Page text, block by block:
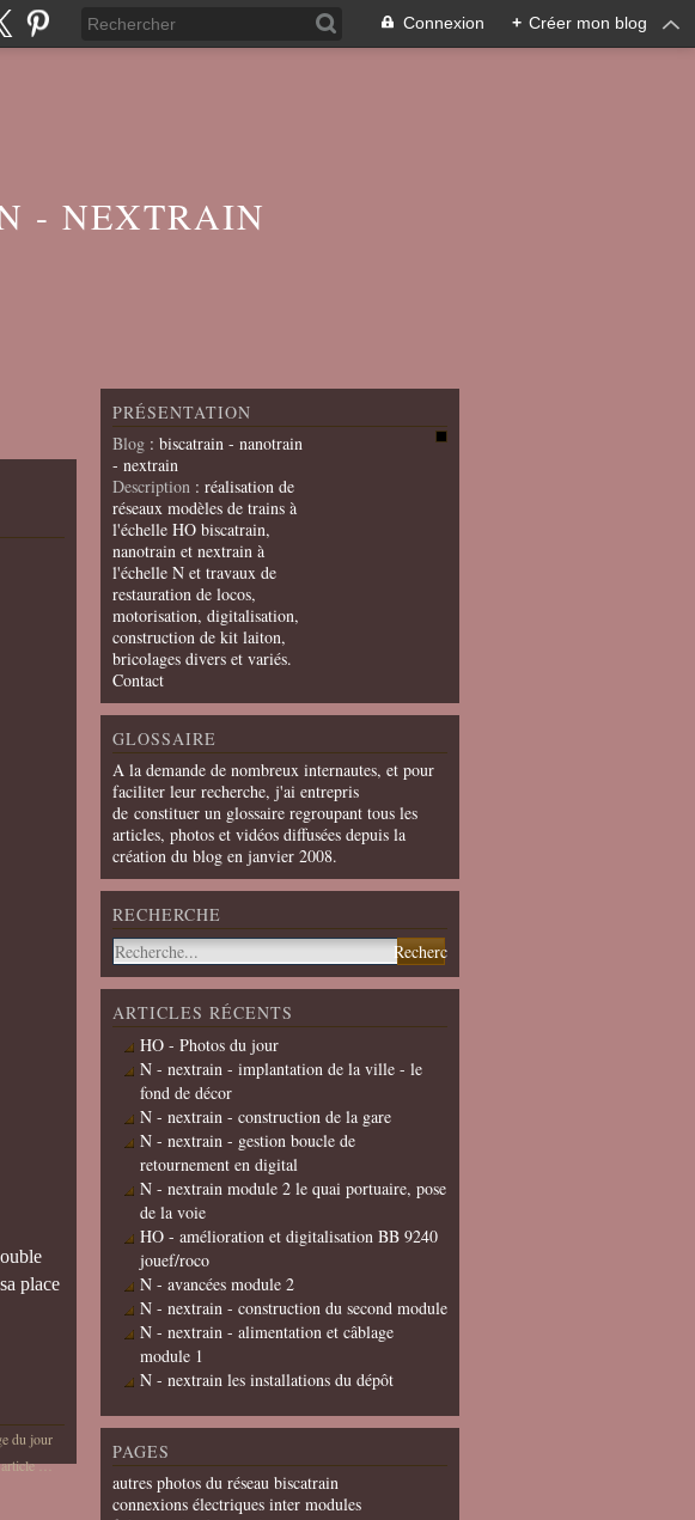
Connexion + Créer mon blog
- NEXTRAIN
place
du jour
article…
PRÉSENTATION
Blog : biscatrain - nanotrain
- nextrain
Description : réalisation de
réseaux modèles de trains à
l'échelle HO biscatrain,
nanotrain et nextrain à
l'échelle N et travaux de
restauration de locos,
motorisation, digitalisation,
construction de kit laiton,
bricolages divers et variés.
Contact
GLOSSAIRE
A la demande de nombreux internautes, et pour
faciliter leur recherche, j'ai entrepris
de constituer un glossaire regroupant tous les
articles, photos et vidéos diffusées depuis la
création du blog en janvier 2008.
RECHERCHE
ARTICLES RÉCENTS
HO - Photos du jour
N - nextrain - implantation de la ville - le
fond de décor
N - nextrain - construction de la gare
N - nextrain - gestion boucle de
retournement en digital
N - nextrain module 2 le quai portuaire, pose
de la voie
HO - amélioration et digitalisation BB 9240
jouef/roco
N - avancées module 2
N - nextrain - construction du second module
N - nextrain - alimentation et câblage
module 1
N - nextrain les installations du dépôt
PAGES
autres photos du réseau biscatrain
connexions électriques inter modules